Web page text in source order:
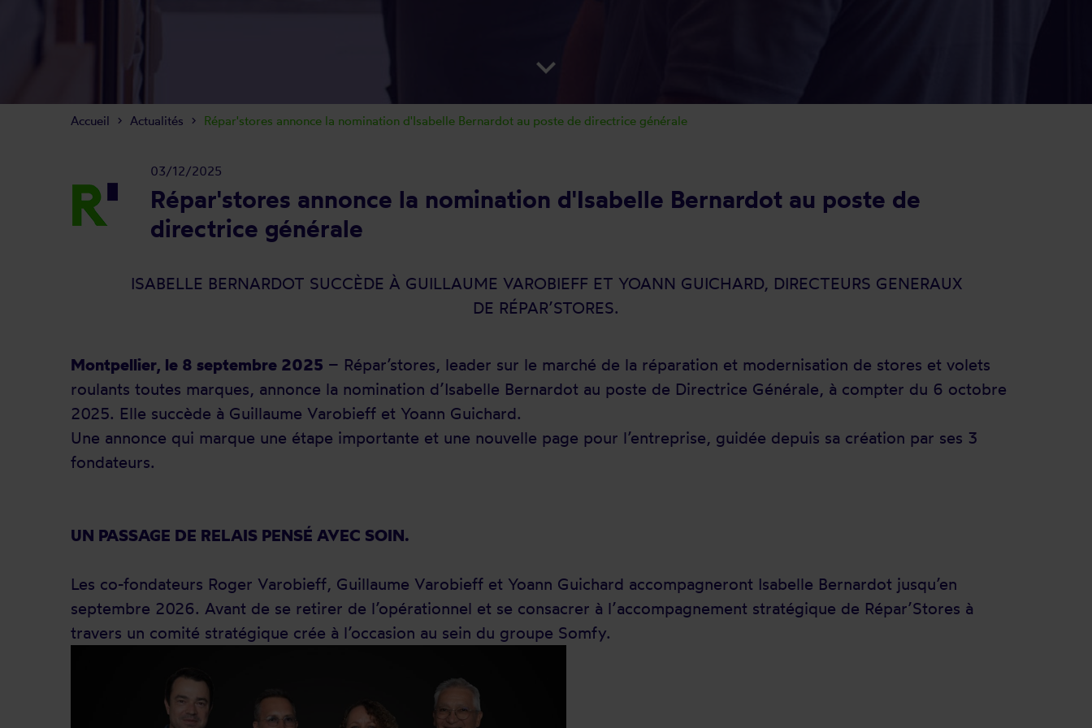
keyboard_arrow_down
03/12/2025
Répar'stores annonce la nomination d'Isabelle Bernardot au poste de
directrice générale
ISABELLE BERNARDOT SUCCÈDE À GUILLAUME VAROBIEFF ET YOANN GUICHARD, DIRECTEURS GENERAUX
DE RÉPAR’STORES.
Montpellier, le 8 septembre 2025 – Répar’stores, leader sur le marché de la réparation et modernisation de stores et volets
roulants toutes marques, annonce la nomination d’Isabelle Bernardot au poste de Directrice Générale, à compter du 6 octobre
2025. Elle succède à Guillaume Varobieff et Yoann Guichard.
Une annonce qui marque une étape importante et une nouvelle page pour l’entreprise, guidée depuis sa création par ses 3
fondateurs.
UN PASSAGE DE RELAIS PENSÉ AVEC SOIN.
Les co-fondateurs Roger Varobieff, Guillaume Varobieff et Yoann Guichard accompagneront Isabelle Bernardot jusqu’en
septembre 2026. Avant de se retirer de l’opérationnel et se consacrer à l’accompagnement stratégique de Répar’Stores à
travers un comité stratégique crée à l’occasion au sein du groupe Somfy.
Accueil Actualités Répar'stores annonce la nomination d'Isabelle Bernardot au poste de directrice générale